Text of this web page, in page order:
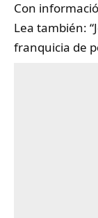
Con
Lea también:
franquicia de